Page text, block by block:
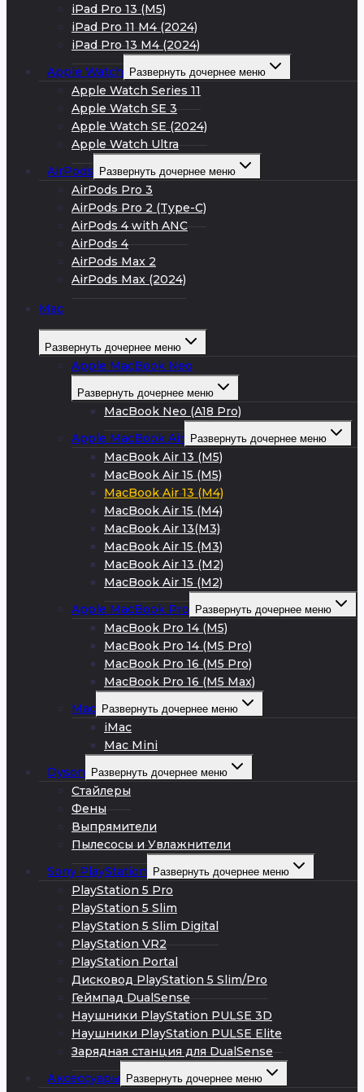
iPad Pro 13 (M5)
iPad Pro 11 M4 (2024)
iPad Pro 13 M4 (2024)
Apple Watch
Развернуть дочернее меню
Apple Watch Series 11
Apple Watch SE 3
Apple Watch SE (2024)
Apple Watch Ultra
AirPods
Развернуть дочернее меню
AirPods Pro 3
AirPods Pro 2 (Type-C)
AirPods 4 with ANC
AirPods 4
AirPods Max 2
AirPods Max (2024)
Mac
Развернуть дочернее меню
Apple MacBook Neo
Развернуть дочернее меню
MacBook Neo (A18 Pro)
Apple MacBook Air Развернуть дочернее меню
MacBook Air 13 (M5)
MacBook Air 15 (M5)
MacBook Air 13 (M4)
MacBook Air 15 (M4)
MacBook Air 13(M3)
MacBook Air 15 (M3)
MacBook Air 13 (M2)
MacBook Air 15 (M2)
Apple MacBook Pro
Развернуть дочернее меню
MacBook Pro 14 (M5)
MacBook Pro 14 (M5 Pro)
MacBook Pro 16 (M5 Pro)
MacBook Pro 16 (M5 Max)
Mac Развернуть дочернее меню
iMac
Mac Mini
Dyson
Развернуть дочернее меню
Стайлеры
Фены
Выпрямители
Пылесосы и Увлажнители
Sony PlayStation
Развернуть дочернее меню
PlayStation 5 Pro
PlayStation 5 Slim
PlayStation 5 Slim Digital
PlayStation VR2
PlayStation Portal
Дисковод PlayStation 5 Slim/Pro
Геймпад DualSense
Наушники PlayStation PULSE 3D
Наушники PlayStation PULSE Elite
Зарядная станция для DualSense
Аксессуары
Развернуть дочернее меню